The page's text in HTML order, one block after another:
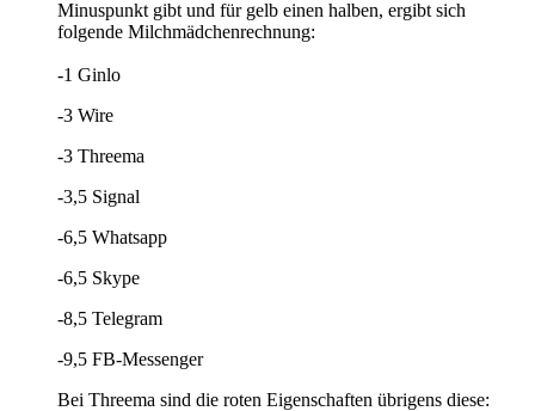
Minuspunkt gibt und für gelb einen halben, ergibt sich
folgende Milchmädchenrechnung:
-1 Ginlo
-3 Wire
-3 Threema
-3,5 Signal
-6,5 Whatsapp
-6,5 Skype
-8,5 Telegram
-9,5 FB-Messenger
Bei Threema sind die roten Eigenschaften übrigens diese: